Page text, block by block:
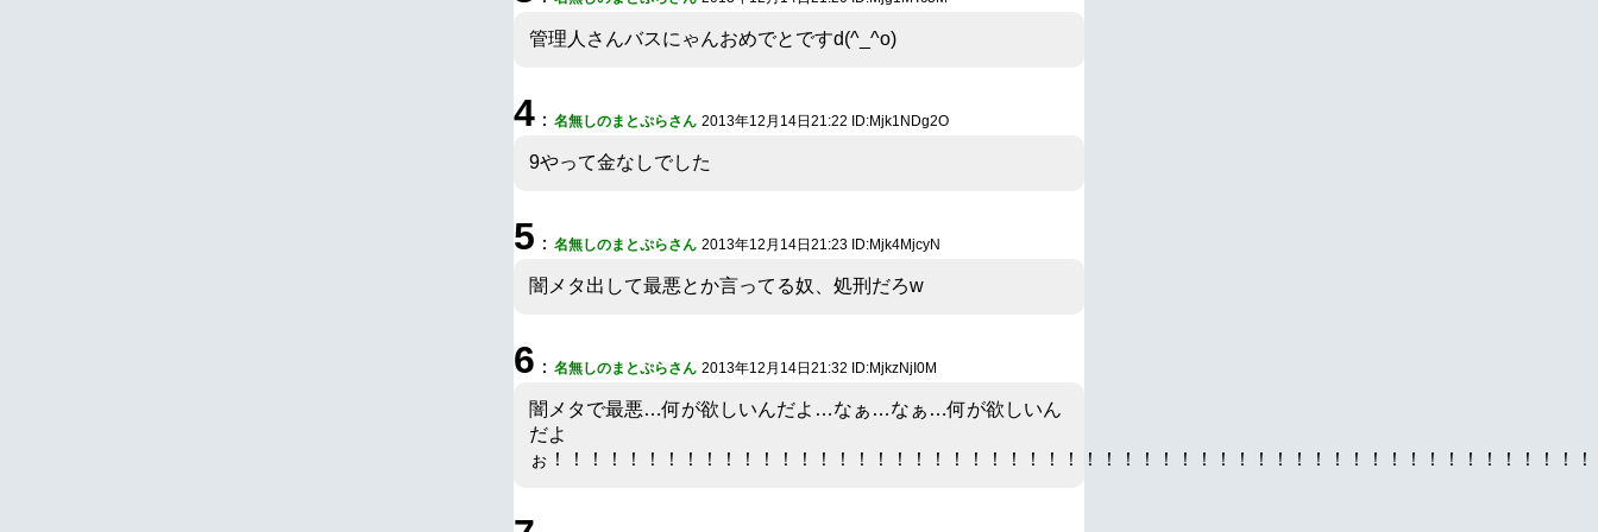
管理人さんバスにゃんおめでとですd(^_^o)
4 ： 名無しのまとぷらさん 2013年12月14日21:22 ID:Mjk1NDg2O
9やって金なしでした
5 ： 名無しのまとぷらさん 2013年12月14日21:23 ID:Mjk4MjcyN
闇メタ出して最悪とか言ってる奴、処刑だろw
6 ： 名無しのまとぷらさん 2013年12月14日21:32 ID:MjkzNjI0M
闇メタで最悪…何が欲しいんだよ…なぁ…なぁ…何が欲しいん
だよ
ぉ！！！！！！！！！！！！！！！！！！！！！！！！！！！！！！！！！！！！！！！！！！！！！！！！！！！！！！